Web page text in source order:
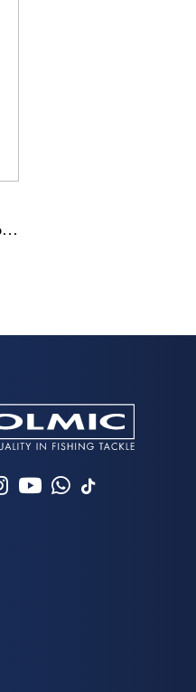
Weper X8 representa la máxima expresión en el ámbito de los trenzados. La geometría de trenzado (HD ...